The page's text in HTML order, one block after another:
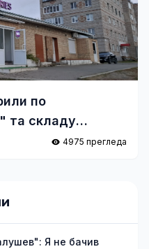
по
та складу
4975 прегледа
Я не бачив